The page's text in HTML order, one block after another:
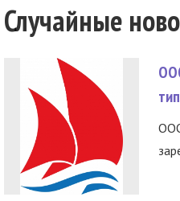
Случайные